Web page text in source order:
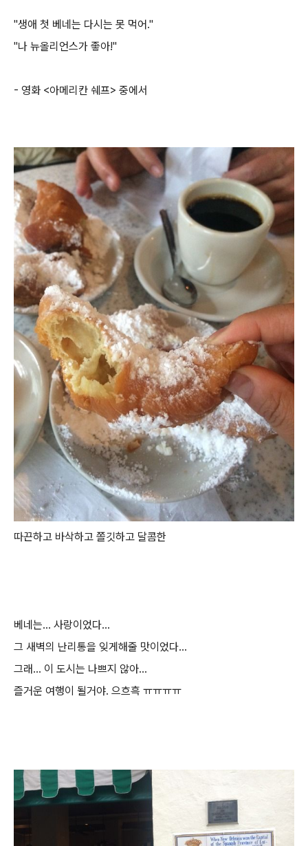
"생애 첫 베네는 다시는 못 먹어."
"나 뉴올리언스가 좋아!"
- 영화 <아메리칸 쉐프> 중에서
따끈하고 바삭하고 쫄깃하고 달콤한
베네는... 사랑이었다...
그 새벽의 난리통을 잊게해줄 맛이었다...
그래... 이 도시는 나쁘지 않아...
즐거운 여행이 될거야. 으흐흑 ㅠㅠㅠㅠ